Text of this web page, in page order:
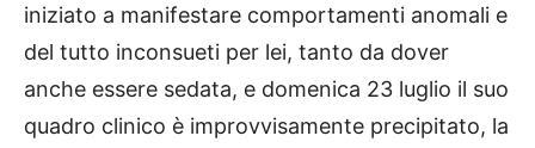
iniziato a manifestare comportamenti anomali e
del tutto inconsueti per lei, tanto da dover
anche essere sedata, e domenica 23 luglio il suo
quadro clinico è improvvisamente precipitato, la